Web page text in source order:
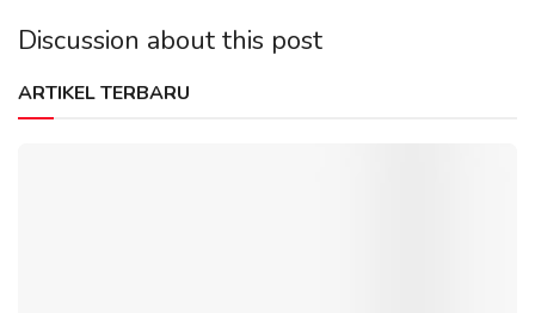
Discussion about this post
ARTIKEL TERBARU